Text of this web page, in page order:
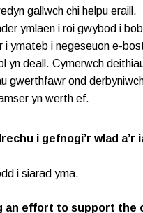
gallwch chi helpu eraill.
ymlaen i roi gwybod i
i ymateb i negeseuon e-
yn deall. Cymerwch
gwerthfawr ond
yn werth ef.
i gefnogi’r wlad a’r
i siarad yma.
an effort to support the